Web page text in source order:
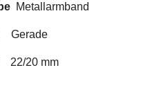
Metallarmband
Gerade
22/20 mm